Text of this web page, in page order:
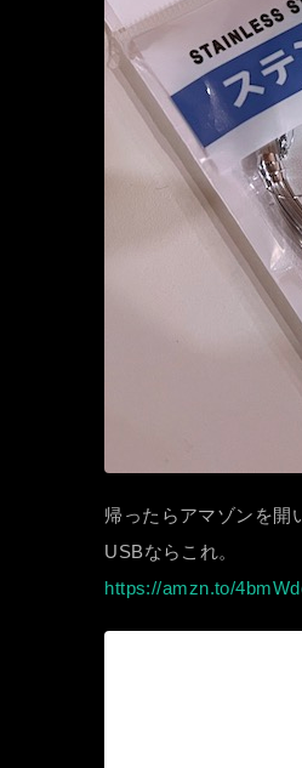
帰ったらアマゾンを開
USBならこれ。
https://amzn.to/